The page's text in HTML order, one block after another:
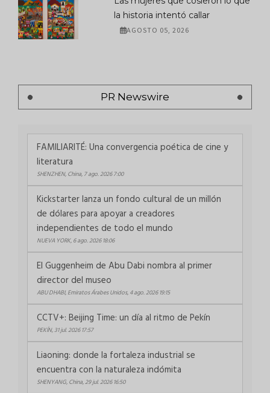
la historia intentó callar
AGOSTO 05, 2026
PR Newswire
FAMILIARITÉ: Una convergencia poética de cine y
literatura
SHENZHEN, China, 7 ago. 2026 7:00
Kickstarter lanza un fondo cultural de un millón
de dólares para apoyar a creadores
independientes de todo el mundo
NUEVA YORK, 6 ago. 2026 18:06
El Guggenheim de Abu Dabi nombra al primer
director del museo
ABU DHABI, Emiratos Árabes Unidos, 4 ago. 2026 19:15
CCTV+: Beijing Time: un día al ritmo de Pekín
PEKÍN, 31 jul. 2026 17:57
Liaoning: donde la fortaleza industrial se
encuentra con la naturaleza indómita
SHENYANG, China, 29 jul. 2026 16:50